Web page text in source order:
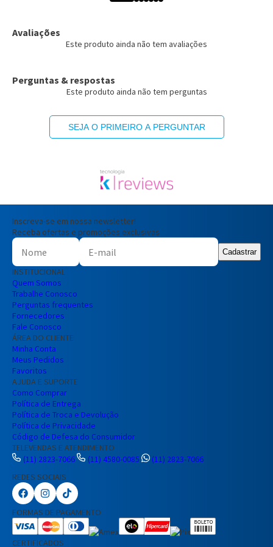
Avaliações
Este produto ainda não tem avaliações
Perguntas & respostas
Este produto ainda não tem perguntas
SEJA O PRIMEIRO A PERGUNTAR
Inscreva-se em nossa newsletter!
Receba ofertas e promoções exclusivas
Cadastrar
INSTITUCIONAL
Quem Somos
Trabalhe Conosco
Perguntas frequentes
Fornecedores
Fale Conosco
ÁREA DO CLIENTE
Minha Conta
Meus Pedidos
Favoritos
AJUDA E SUPORTE
Como Comprar
Política de Entrega
Política de Troca e Devolução
Política de Privacidade
Código de Defesa do Consumidor
TELEVENDAS E ATENDIMENTO
(11) 2823-7066
(11) 4580-0085
(11) 2823-7066
REDES SOCIAIS
FORMAS DE PAGAMENTO
CERTIFICADOS
Nome Completo